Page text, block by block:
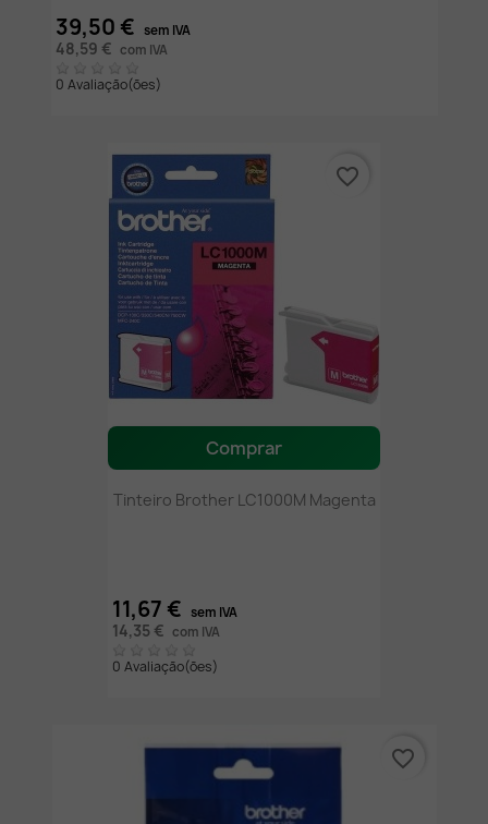
39,50 € sem IVA
48,59 € com IVA
0 Avaliação(ões)
Comprar
Tinteiro Brother LC1000M Magenta
11,67 € sem IVA
14,35 € com IVA
0 Avaliação(ões)
favorite_border
favorite_border